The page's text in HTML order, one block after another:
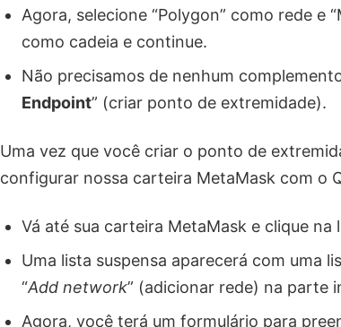
Agora, selecione “Polygon” como rede e
como cadeia e continue.
Não precisamos de nenhum
Endpoint” (criar ponto de extremidade).
Uma vez que você criar o ponto de
configurar nossa carteira MetaMask com o
Vá até sua carteira MetaMask e clique na
Uma lista suspensa aparecerá com uma
“Add network” (adicionar rede) na parte
Agora, você terá um formulário para